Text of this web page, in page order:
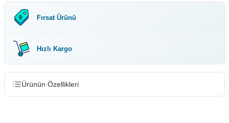
Fırsat Ürünü
Hızlı Kargo
Ürünün Özellikleri